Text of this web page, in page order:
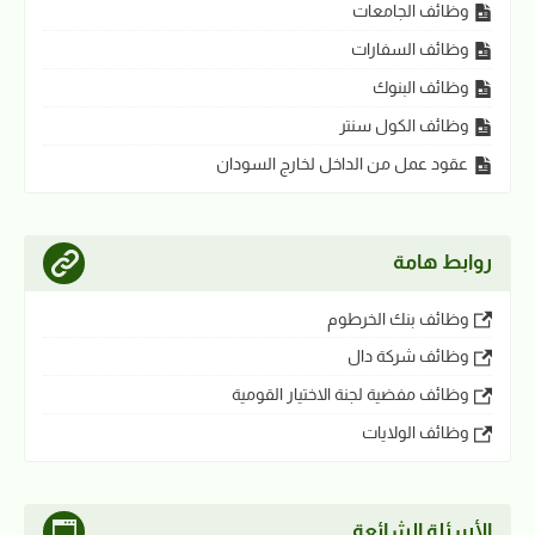
وظائف الجامعات
وظائف السفارات
وظائف البنوك
وظائف الكول سنتر
عقود عمل من الداخل لخارج السودان
روابط هامة
وظائف بنك الخرطوم
وظائف شركة دال
وظائف مفضية لجنة الاختيار القومية
وظائف الولايات